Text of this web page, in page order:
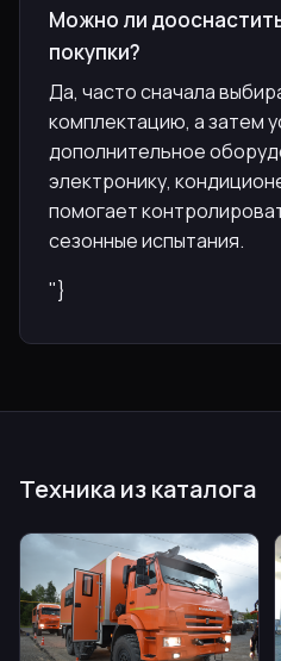
Можно ли
покупки?
Да, часто сначала
комплектацию, а затем
дополнительное
электронику,
помогает
сезонные испытания.
"}
Техника из каталога